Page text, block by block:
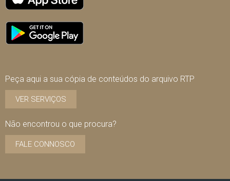
Peça aqui a sua cópia de conteúdos do arquivo RTP
VER SERVIÇOS
Não encontrou o que procura?
FALE CONNOSCO